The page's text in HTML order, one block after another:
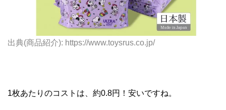
出典(商品紹介): https://www.toysrus.co.jp/
1枚あたりのコストは、約0.8円！安いですね。